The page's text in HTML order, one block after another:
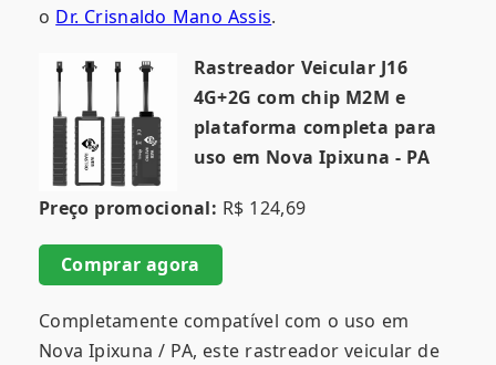
o Dr. Crisnaldo Mano Assis.
Rastreador Veicular J16
4G+2G com chip M2M e
plataforma completa para
uso em Nova Ipixuna - PA
Preço promocional: R$ 124,69
Comprar agora
Completamente compatível com o uso em
Nova Ipixuna / PA, este rastreador veicular de